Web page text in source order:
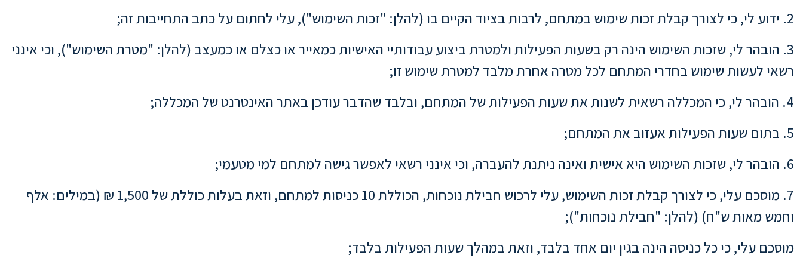
2. ידוע לי, כי לצורך קבלת זכות שימוש במתחם, לרבות בציוד הקיים בו (להלן: "זכות השימוש"), עלי לחתום על כתב התחייבות זה;
3. הובהר לי, שזכות השימוש הינה רק בשעות הפעילות ולמטרת ביצוע עבודותיי האישיות כמאייר או כצלם או כמעצב (להלן: "מטרת השימוש"), וכי אינני
רשאי לעשות שימוש בחדרי המתחם לכל מטרה אחרת מלבד למטרת שימוש זו;
4. הובהר לי, כי המכללה רשאית לשנות את שעות הפעילות של המתחם, ובלבד שהדבר עודכן באתר האינטרנט של המכללה;
5. בתום שעות הפעילות אעזוב את המתחם;
6. הובהר לי, שזכות השימוש היא אישית ואינה ניתנת להעברה, וכי אינני רשאי לאפשר גישה למתחם למי מטעמי;
7. מוסכם עלי, כי לצורך קבלת זכות השימוש, עלי לרכוש חבילת נוכחות, הכוללת 10 כניסות למתחם, וזאת בעלות כוללת של 1,500 ₪ (במילים: אלף
וחמש מאות ש"ח) (להלן: "חבילת נוכחות");
מוסכם עלי, כי כל כניסה הינה בגין יום אחד בלבד, וזאת במהלך שעות הפעילות בלבד;